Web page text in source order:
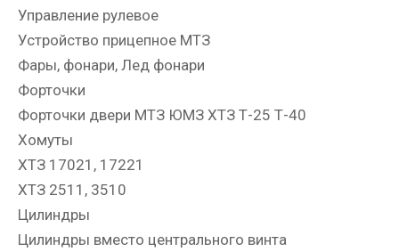
Управление рулевое
Устройство прицепное МТЗ
Фары, фонари, Лед фонари
Форточки
Форточки двери МТЗ ЮМЗ ХТЗ Т-25 Т-40
Хомуты
ХТЗ 17021, 17221
ХТЗ 2511, 3510
Цилиндры
Цилиндры вместо центрального винта